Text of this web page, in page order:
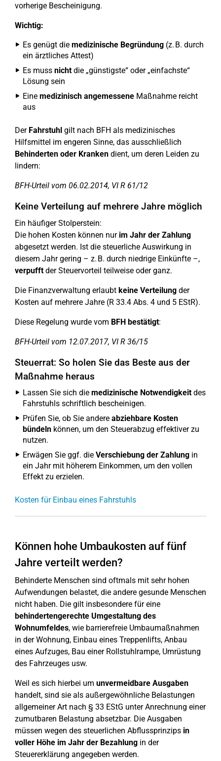
vorherige Bescheinigung.
Wichtig:
Es genügt die medizinische Begründung (z. B. durch
ein ärztliches Attest)
Es muss nichtdie „günstigste“ oder „einfachste“
Lösung sein
Eine medizinisch angemessene Maßnahme reicht
aus
Der Fahrstuhl gilt nach BFH als medizinisches
Hilfsmittel im engeren Sinne, das ausschließlich
Behinderten oder Kranken dient, um deren Leiden zu
lindern:
BFH-Urteil vom 06.02.2014, VI R 61/12
Keine Verteilung auf mehrere Jahre möglich
Ein häufiger Stolperstein:
Die hohen Kosten können nur im Jahr der Zahlung
abgesetzt werden. Ist die steuerliche Auswirkung in
diesem Jahr gering – z. B. durch niedrige Einkünfte –,
verpufftder Steuervorteil teilweise oder ganz.
Die Finanzverwaltung erlaubt keine Verteilung der
Kosten auf mehrere Jahre (R 33.4 Abs. 4 und 5 EStR).
Diese Regelung wurde vom BFH bestätigt:
BFH-Urteil vom 12.07.2017, VI R 36/15
Steuerrat: So holen Sie das Beste aus der
Maßnahme heraus
Lassen Sie sich die medizinische Notwendigkeitdes
Fahrstuhls schriftlich bescheinigen.
Prüfen Sie, ob Sie andere abziehbare Kosten
bündeln können, um den Steuerabzug effektiver zu
nutzen.
Erwägen Sie ggf. die Verschiebung der Zahlung in
ein Jahr mit höherem Einkommen, um den vollen
Effekt zu erzielen.
Kosten für Einbau eines Fahrstuhls
Können hohe Umbaukosten auf fünf
Jahre verteilt werden?
Behinderte Menschen sind oftmals mit sehr hohen
Aufwendungen belastet, die andere gesunde Menschen
nicht haben. Die gilt insbesondere für eine
behindertengerechte Umgestaltung des
Wohnumfeldes, wie barrierefreie Umbaumaßnahmen
in der Wohnung, Einbau eines Treppenlifts, Anbau
eines Aufzuges, Bau einer Rollstuhlrampe, Umrüstung
des Fahrzeuges usw.
Weil es sich hierbei um unvermeidbare Ausgaben
handelt, sind sie als außergewöhnliche Belastungen
allgemeiner Art nach § 33 EStG unter Anrechnung einer
zumutbaren Belastung absetzbar. Die Ausgaben
müssen wegen des steuerlichen Abflussprinzips in
voller Höhe im Jahr der Bezahlung in der
Steuererklärung angegeben werden.